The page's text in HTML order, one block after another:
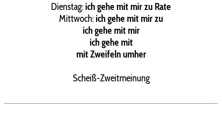
Dienstag:ich gehe mit mir zu Rate
Mittwoch:ich gehe mit mir zu
ich gehe mit mir
ich gehe mit
mit Zweifeln umher
Scheiß-Zweitmeinung